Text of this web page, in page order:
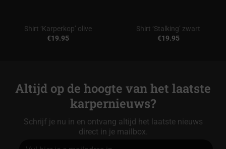
Shirt ‘Karperkop’ olive
€19.95
Shirt ‘Stalking’ zwart
€19.95
Altijd op de hoogte van het laatste
karpernieuws?
Schrijf je nu in en ontvang altijd het laatste nieuws
direct in je mailbox.